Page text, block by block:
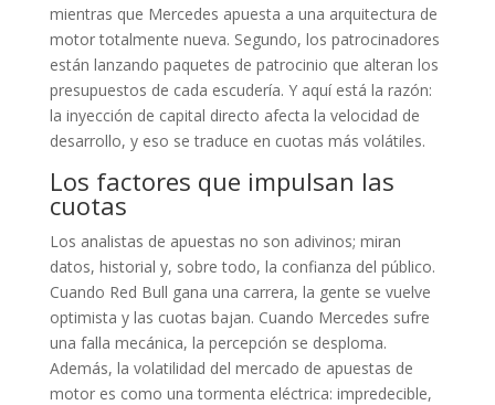
mientras que Mercedes apuesta a una arquitectura de
motor totalmente nueva. Segundo, los patrocinadores
están lanzando paquetes de patrocinio que alteran los
presupuestos de cada escudería. Y aquí está la razón:
la inyección de capital directo afecta la velocidad de
desarrollo, y eso se traduce en cuotas más volátiles.
Los factores que impulsan las
cuotas
Los analistas de apuestas no son adivinos; miran
datos, historial y, sobre todo, la confianza del público.
Cuando Red Bull gana una carrera, la gente se vuelve
optimista y las cuotas bajan. Cuando Mercedes sufre
una falla mecánica, la percepción se desploma.
Además, la volatilidad del mercado de apuestas de
motor es como una tormenta eléctrica: impredecible,